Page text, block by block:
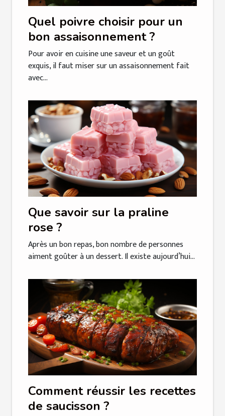
Quel poivre choisir pour un
bon assaisonnement ?
Pour avoir en cuisine une saveur et un goût
exquis, il faut miser sur un assaisonnement fait
avec...
Que savoir sur la praline
rose ?
Après un bon repas, bon nombre de personnes
aiment goûter à un dessert. Il existe aujourd’hui...
Comment réussir les recettes
de saucisson ?